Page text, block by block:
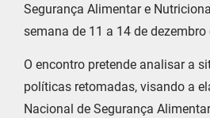
Segurança Alimentar e
semana de 11 a 14 de dezembro
O encontro pretende analisar a
políticas retomadas, visando a
Nacional de Segurança